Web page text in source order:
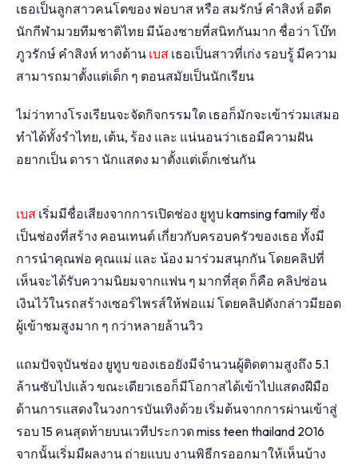
เธอเป็นลูกสาวคนโตของ พ่อบาส หรือ สมรักษ์ คำสิงห์ อดีต
นักกีฬามวยทีมชาติไทย มีน้องชายที่สนิทกันมาก ชื่อว่า โบ๊ท
ภูวรักษ์ คำสิงห์ ทางด้าน เบส เธอเป็นสาวที่เก่ง รอบรู้ มีความ
สามารถมาตั้งแต่เด็ก ๆ ตอนสมัยเป็นนักเรียน
ไม่ว่าทางโรงเรียนจะจัดกิจกรรมใด เธอก็มักจะเข้าร่วมเสมอ
ทำได้ทั้งรำไทย, เต้น, ร้อง และ แน่นอนว่าเธอมีความฝัน
อยากเป็น ดารา นักแสดง มาตั้งแต่เด็กเช่นกัน
เบส เริ่มมีชื่อเสียงจากการเปิดช่อง ยูทูบ kamsing family ซึ่ง
เป็นช่องที่สร้าง คอนเทนต์ เกี่ยวกับครอบครัวของเธอ ทั้งมี
การนำคุณพ่อ คุณแม่ และ น้อง มาร่วมสนุกกัน โดยคลิปที่
เห็นจะได้รับความนิยมจากแฟน ๆ มากที่สุด ก็คือ คลิปซ่อน
เงินไว้ในรถสร้างเซอร์ไพรส์ให้พ่อแม่ โดยคลิปดังกล่าวมียอด
ผู้เข้าชมสูงมาก ๆ กว่าหลายล้านวิว
แถมปัจจุบันช่อง ยูทูบ ของเธอยังมีจำนวนผู้ติดตามสูงถึง 5.1
ล้านซับไปแล้ว ขณะเดียวเธอก็มีโอกาสได้เข้าไปแสดงฝีมือ
ด้านการแสดงในวงการบันเทิงด้วย เริ่มต้นจากการผ่านเข้าสู่
รอบ 15 คนสุดท้ายบนเวทีประกวด miss teen thailand 2016
จากนั้นเริ่มมีผลงาน ถ่ายแบบ งานพิธีกรออกมาให้เห็นบ้าง